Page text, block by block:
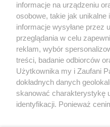
Nie zapomnij
zapoznać się z:
polityką prywatności
Twojemiasto
Piekary Śląskie
Chorzów
Tarnowskie Góry
informacje na urządzeniu
osobowe, takie jak unikalne
informacje wysyłane przez
przeglądania w celu
reklam, wybór
treści, badanie odbiorców
Użytkownika my i Zaufani
dokładnych danych
skanować charakterystykę
identyfikacji. Ponieważ